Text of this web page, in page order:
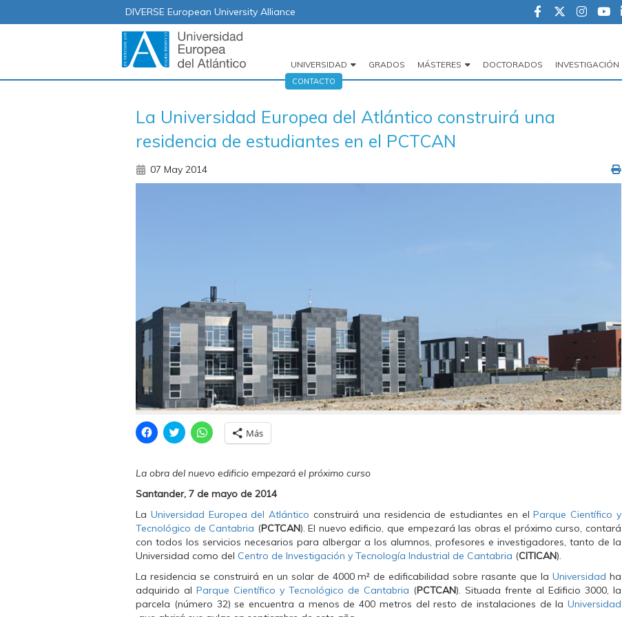
DIVERSE European University Alliance
Navegación
UNIVERSIDAD GRADOS MÁSTERES DOCTORADOS INVESTIGACIÓN
CONTACTO
La Universidad Europea del Atlántico construirá una
residencia de estudiantes en el PCTCAN
07 May 2014
H
a
i
p
r
a
c
o
m
p
r
t
i
r
e
H
a
i
p
a
r
a
c
o
m
p
r
t
r
e
H
a
i
p
r
a
c
o
m
p
r
t
i
r
e
Más
La obra del nuevo edificio empezará el próximo curso
Santander, 7 de mayo de 2014
La Universidad Europea del Atlántico construirá una residencia de estudiantes en elParque Científico y
Tecnológico de Cantabria (PCTCAN). El nuevo edificio, que empezará las obras el próximo curso, contará
con todos los servicios necesarios para albergar a los alumnos, profesores e investigadores, tanto de la
Universidad como del Centro de Investigación y Tecnología Industrial de Cantabria (CITICAN).
La residencia se construirá en un solar de 4000 m² de edificabilidad sobre rasante que laUniversidadha
adquirido al Parque Científico y Tecnológico de Cantabria (PCTCAN). Situada frente al Edificio 3000, la
parcela (número 32) se encuentra a menos de 400 metros del resto de instalaciones de la Universidad